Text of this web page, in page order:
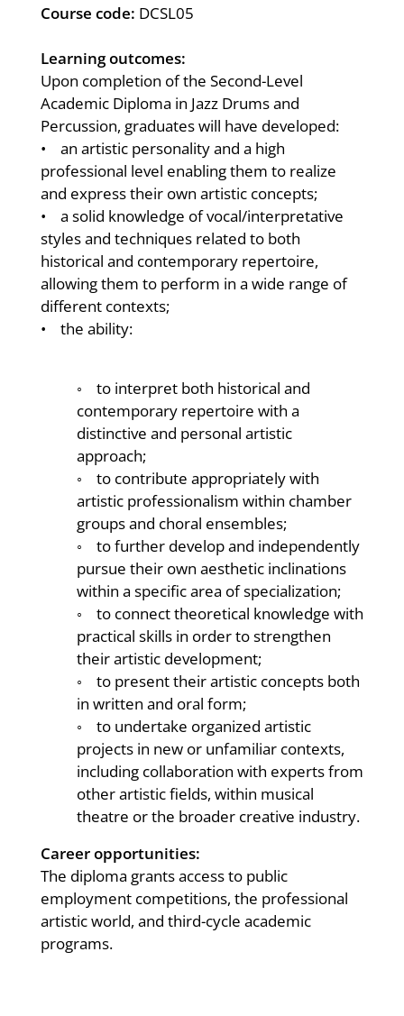
Course code: DCSL05
Learning outcomes:
Upon completion of the Second-Level
Academic Diploma in Jazz Drums and
Percussion, graduates will have developed:
• an artistic personality and a high
professional level enabling them to realize
and express their own artistic concepts;
• a solid knowledge of vocal/interpretative
styles and techniques related to both
historical and contemporary repertoire,
allowing them to perform in a wide range of
different contexts;
• the ability:
◦ to interpret both historical and
contemporary repertoire with a
distinctive and personal artistic
approach;
◦ to contribute appropriately with
artistic professionalism within chamber
groups and choral ensembles;
◦ to further develop and independently
pursue their own aesthetic inclinations
within a specific area of specialization;
◦ to connect theoretical knowledge with
practical skills in order to strengthen
their artistic development;
◦ to present their artistic concepts both
in written and oral form;
◦ to undertake organized artistic
projects in new or unfamiliar contexts,
including collaboration with experts from
other artistic fields, within musical
theatre or the broader creative industry.
Career opportunities:
The diploma grants access to public
employment competitions, the professional
artistic world, and third-cycle academic
programs.